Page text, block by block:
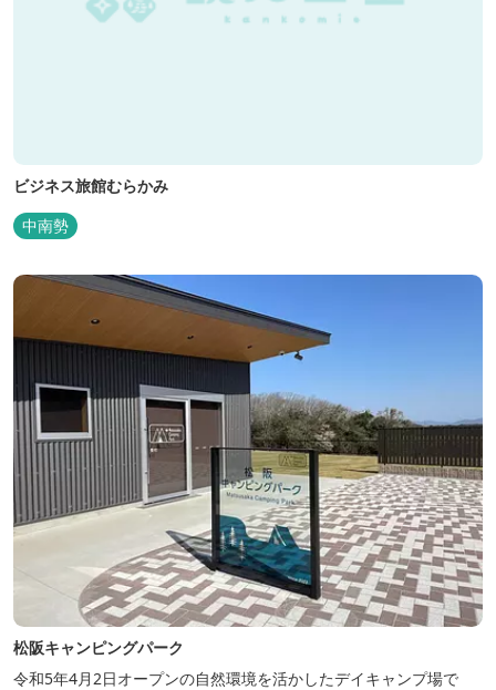
ビジネス旅館むらかみ
中南勢
松阪キャンピングパーク
令和5年4月2日オープンの自然環境を活かしたデイキャンプ場で